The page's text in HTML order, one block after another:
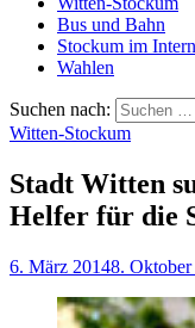
Bus und Bahn
Stockum im
Wahlen
Suchen nach:
Witten-Stockum
Stadt Witten
Helfer für die
6. März 20148.